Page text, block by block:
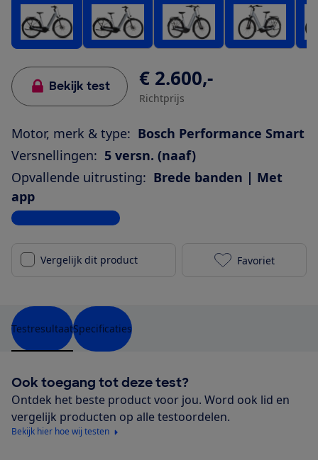
Bekijk test € 2.600,-
Richtprijs
Motor, merk & type: Bosch Performance Smart
Versnellingen: 5 versn. (naaf)
Opvallende uitrusting: Brede banden | Met
app
Bekijk alle specificaties
Vergelijk dit product Cube
Favoriet
TestresultaatSpecificaties
Ook toegang tot deze test?
Ontdek het beste product voor jou. Word ook lid en
vergelijk producten op alle testoordelen.
Bekijk hier hoe wij testen